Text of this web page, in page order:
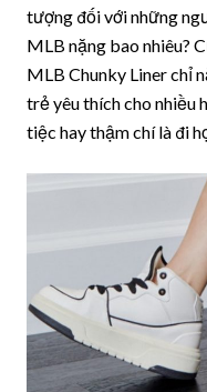
tượng đối với những
MLB nặng bao nhiêu?
MLB Chunky Liner chỉ
trẻ yêu thích cho nhiều
tiệc hay thậm chí là đi